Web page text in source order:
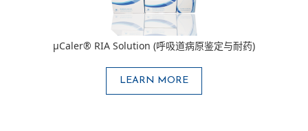
μCaler® RIA Solution (呼吸道病原鉴定与耐药)
LEARN MORE